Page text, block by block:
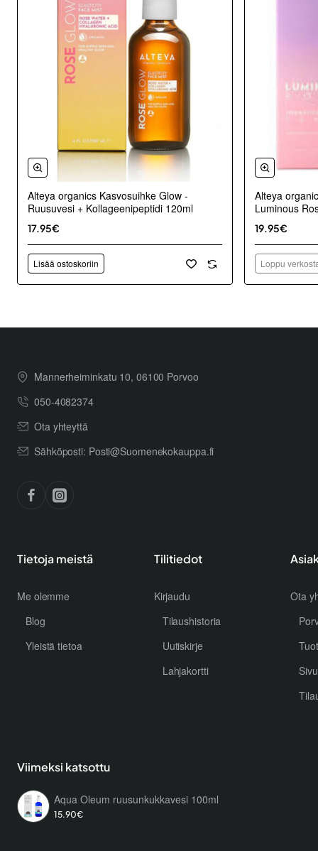
Alteya organics Kasvosuihke Glow -
Ruusuvesi + Kollageenipeptidi 120ml
17.95€
Lisää ostoskoriin
Alteya
Luminous
19.95€
Loppu
Mannerheiminkatu 10, 06100 Porvoo
050-4082374
Ota yhteyttä
Sähköposti: Posti@Suomenekokauppa.fi
Tietoja meistä
Me olemme
Blog
Yleistä tietoa
Tilitiedot
Kirjaudu
Tilaushistoria
Uutiskirje
Lahjakortti
Ota
Viimeksi katsottu
Aqua Oleum ruusunkukkavesi 100ml
15.90€